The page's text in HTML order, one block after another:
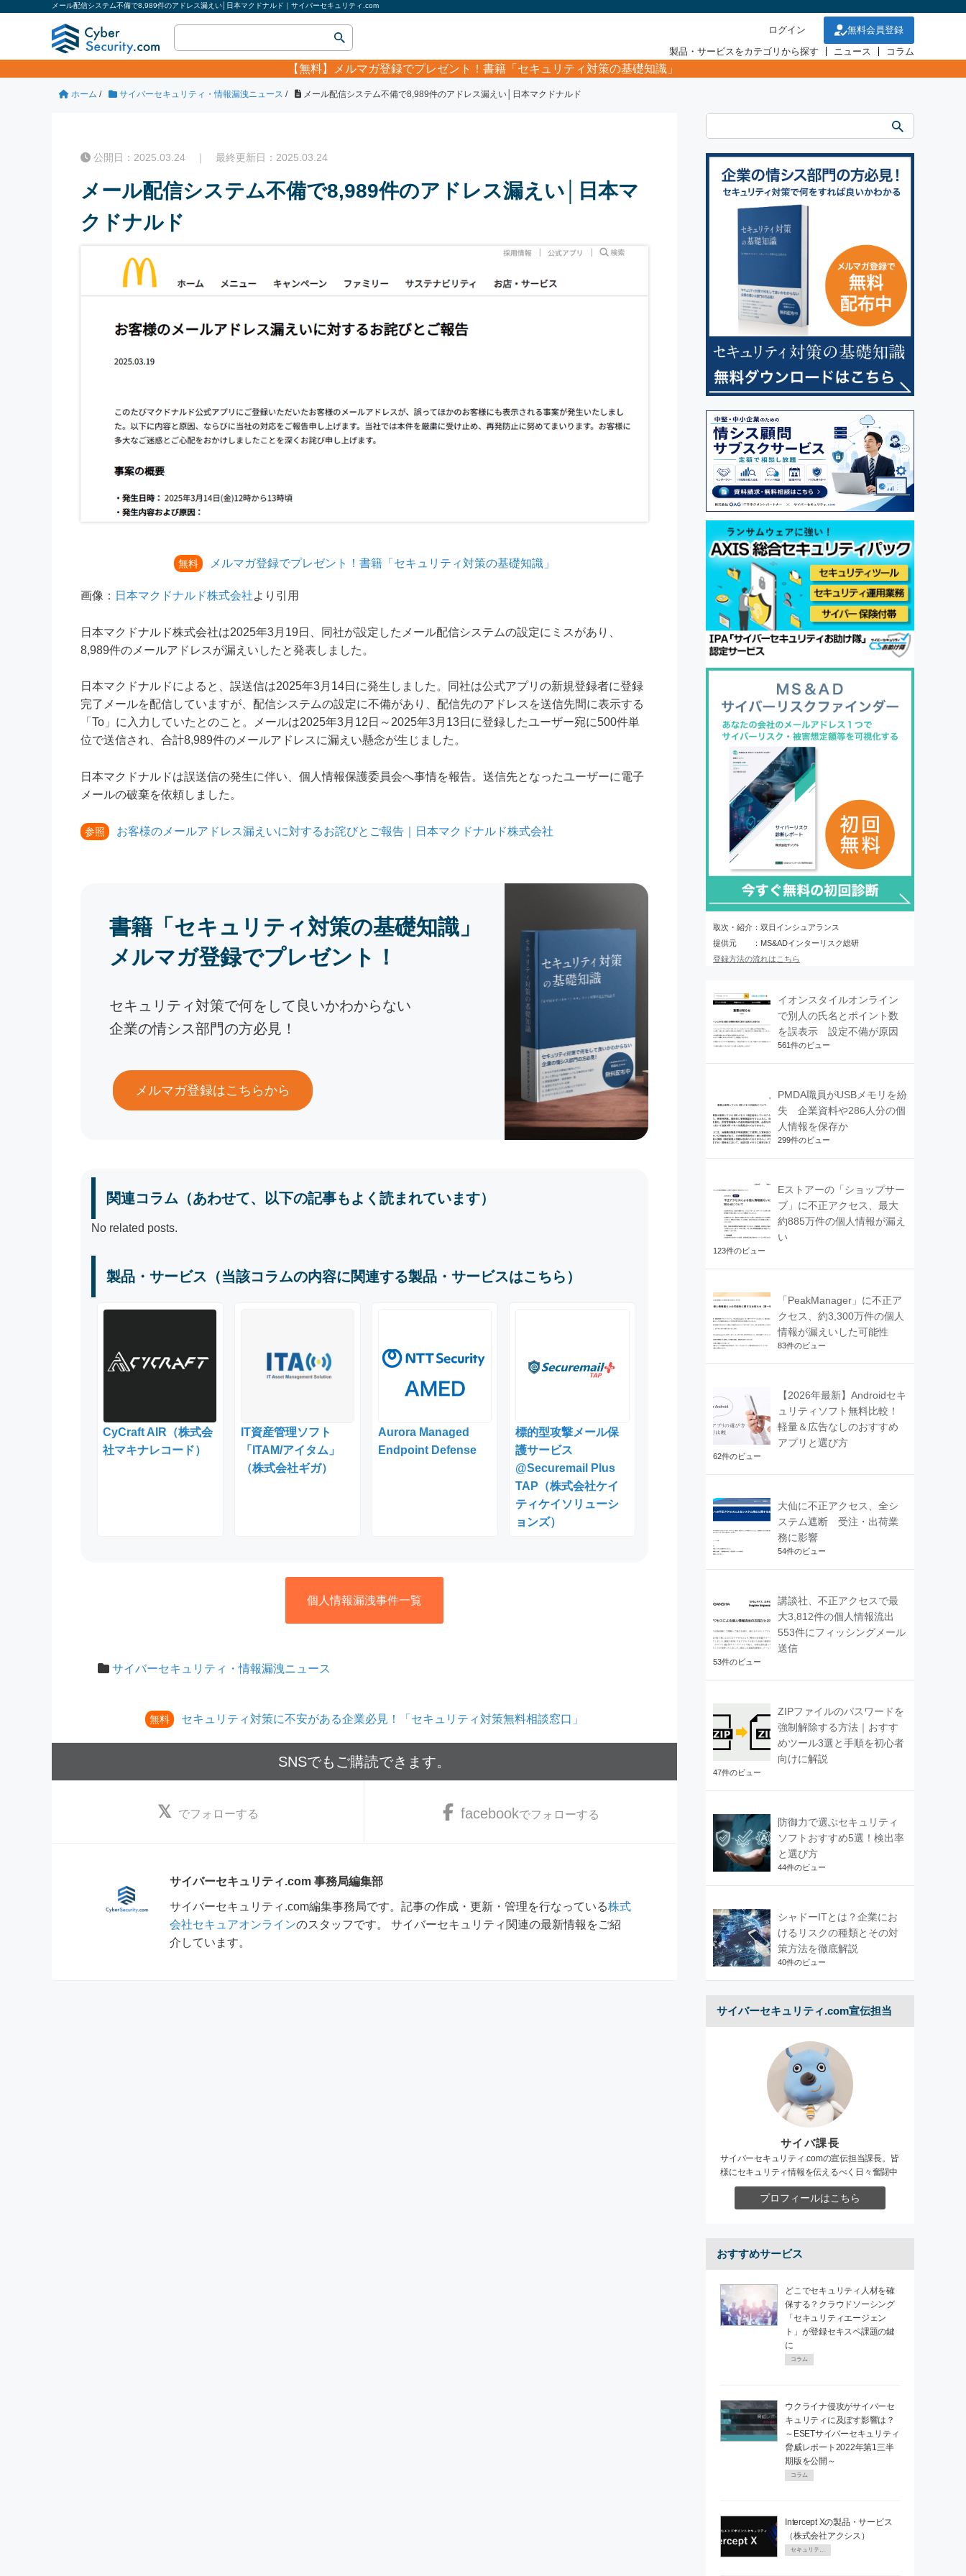
メール配信システム不備で8,989件のアドレス漏えい│日本マクドナルド｜サイバーセキュリティ.com
ログイン
無料会員登録
製品・サービスをカテゴリから探す
ニュース コラム
【無料】 メルマガ登録でプレゼント！書籍「セキュリティ対策の基礎知識」
ホーム / サイバーセキュリティ・情報漏洩ニュース / メール配信システム不備で8,989件のアドレス漏えい│日本マクドナルド
公開日：2025.03.24 ｜ 最終更新日：2025.03.24
メール配信システム不備で8,989件のアドレス漏えい│日本マ
クドナルド
無料 メルマガ登録でプレゼント！書籍「セキュリティ対策の基礎知識」
画像： 日本マクドナルド株式会社より引用
日本マクドナルド株式会社は2025年3月19日、同社が設定したメール配信システムの設定にミスがあり、
8,989件のメールアドレスが漏えいしたと発表しました。
日本マクドナルドによると、誤送信は2025年3月14日に発生しました。同社は公式アプリの新規登録者に登録
完了メールを配信していますが、配信システムの設定に不備があり、配信先のアドレスを送信先間に表示する
「To」に入力していたとのこと。メールは2025年3月12日～2025年3月13日に登録したユーザー宛に500件単
位で送信され、合計8,989件のメールアドレスに漏えい懸念が生じました。
日本マクドナルドは誤送信の発生に伴い、個人情報保護委員会へ事情を報告。送信先となったユーザーに電子
メールの破棄を依頼しました。
参照 お客様のメールアドレス漏えいに対するお詫びとご報告｜日本マクドナルド株式会社
書籍「セキュリティ対策の基礎知識」
メルマガ登録でプレゼント！
セキュリティ対策で何をして良いかわからない
企業の情シス部門の方必見！
メルマガ登録はこちらから
関連コラム（あわせて、以下の記事もよく読まれています）
No related posts.
製品・サービス（当該コラムの内容に関連する製品・サービスはこちら）
CyCraft AIR（株式会
社マキナレコード）
IT資産管理ソフト
「ITAM/アイタム」
（株式会社ギガ）
Aurora Managed
Endpoint Defense
標的型攻撃メール保
護サービス
@Securemail Plus
TAP（株式会社ケイ
ティケイソリューシ
ョンズ）
個人情報漏洩事件一覧
サイバーセキュリティ・情報漏洩ニュース
無料 セキュリティ対策に不安がある企業必見！「セキュリティ対策無料相談窓口」
SNSでもご購読できます。
でフォローする facebookでフォローする
サイバーセキュリティ.com 事務局編集部
サイバーセキュリティ.com編集事務局です。記事の作成・更新・管理を行なっている株式
会社セキュアオンラインのスタッフです。 サイバーセキュリティ関連の最新情報をご紹
介しています。
取次・紹介：双日インシュアランス
提供元 ：MS&ADインターリスク総研
登録方法の流れはこちら
イオンスタイルオンライン
で別人の氏名とポイント数
を誤表示 設定不備が原因
561件のビュー
PMDA職員がUSBメモリを紛
失 企業資料や286人分の個
人情報を保存か
299件のビュー
Eストアーの「ショップサー
ブ」に不正アクセス、最大
約885万件の個人情報が漏え
い
123件のビュー
「PeakManager」に不正ア
クセス、約3,300万件の個人
情報が漏えいした可能性
83件のビュー
【2026年最新】Androidセキ
ュリティソフト無料比較！
軽量＆広告なしのおすすめ
アプリと選び方
62件のビュー
大仙に不正アクセス、全シ
ステム遮断 受注・出荷業
務に影響
54件のビュー
講談社、不正アクセスで最
大3,812件の個人情報流出
553件にフィッシングメール
送信
53件のビュー
ZIPファイルのパスワードを
強制解除する方法｜おすす
めツール3選と手順を初心者
向けに解説
47件のビュー
防御力で選ぶセキュリティ
ソフトおすすめ5選！検出率
と選び方
44件のビュー
シャドーITとは？企業にお
けるリスクの種類とその対
策方法を徹底解説
40件のビュー
サイバーセキュリティ.com宣伝担当
サイバ課長
サイバーセキュリティ.comの宣伝担当課長。皆
様にセキュリティ情報を伝えるべく日々奮闘中
プロフィールはこちら
おすすめサービス
どこでセキュリティ人材を確
保する？クラウドソーシング
「セキュリティエージェン
ト」が登録セキスペ課題の鍵
に
コラム
ウクライナ侵攻がサイバーセ
キュリティに及ぼす影響は？
～ESETサイバーセキュリティ
脅威レポート2022年第1三半
期版を公開～
コラム
Intercept Xの製品・サービス
（株式会社アクシス）
セキュリティPR